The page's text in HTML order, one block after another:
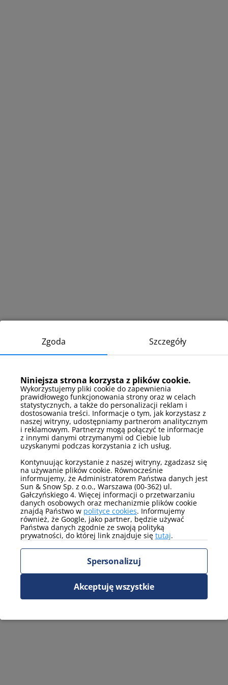
Zgoda Szczegóły
Niniejsza strona korzysta z plików cookie.
Wykorzystujemy pliki cookie do zapewnienia
prawidłowego funkcjonowania strony oraz w celach
statystycznych, a także do personalizacji reklam i
dostosowania treści. Informacje o tym, jak korzystasz z
naszej witryny, udostępniamy partnerom analitycznym
i reklamowym. Partnerzy mogą połączyć te informacje
z innymi danymi otrzymanymi od Ciebie lub
uzyskanymi podczas korzystania z ich usług.
Kontynuując korzystanie z naszej witryny, zgadzasz się
na używanie plików cookie. Równocześnie
informujemy, że Administratorem Państwa danych jest
Sun & Snow Sp. z o.o., Warszawa (00-362) ul.
Gałczyńskiego 4. Więcej informacji o przetwarzaniu
danych osobowych oraz mechanizmie plików cookie
znajdą Państwo w polityce cookies. Informujemy
również, że Google, jako partner, będzie używać
Państwa danych zgodnie ze swoją polityką
prywatności, do której link znajduje się tutaj.
Spersonalizuj
Akceptuję wszystkie